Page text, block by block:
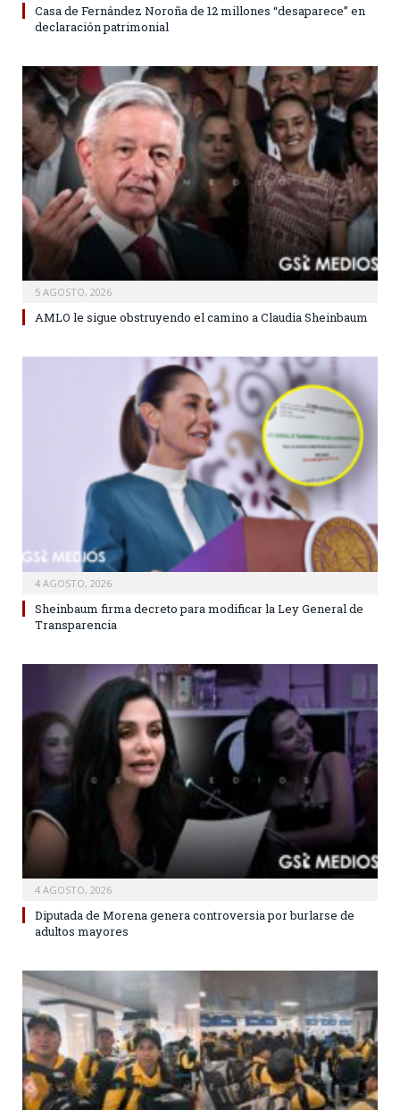
Casa de Fernández Noroña de 12 millones “desaparece” en
declaración patrimonial
5 AGOSTO, 2026
AMLO le sigue obstruyendo el camino a Claudia Sheinbaum
4 AGOSTO, 2026
Sheinbaum firma decreto para modificar la Ley General de
Transparencia
4 AGOSTO, 2026
Diputada de Morena genera controversia por burlarse de
adultos mayores